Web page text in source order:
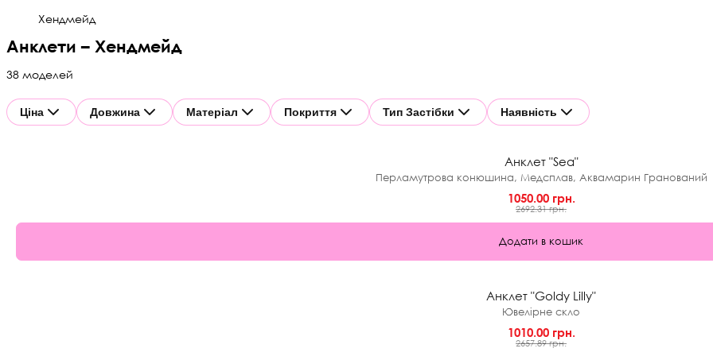
Хендмейд
Анклети – Хендмейд
38 моделей
Ціна Довжина Матеріал Покриття Тип Застібки Наявність
★0.0 (0)
Анклет "Sea"
Перламутрова конюшина, Медсплав, Аквамарин Гранований
1050.00 грн.
2692.31 грн.
Додати в кошик
★0.0 (0)
Анклет "Goldy Lilly"
Ювелірне скло
1010.00 грн.
2657.89 грн.